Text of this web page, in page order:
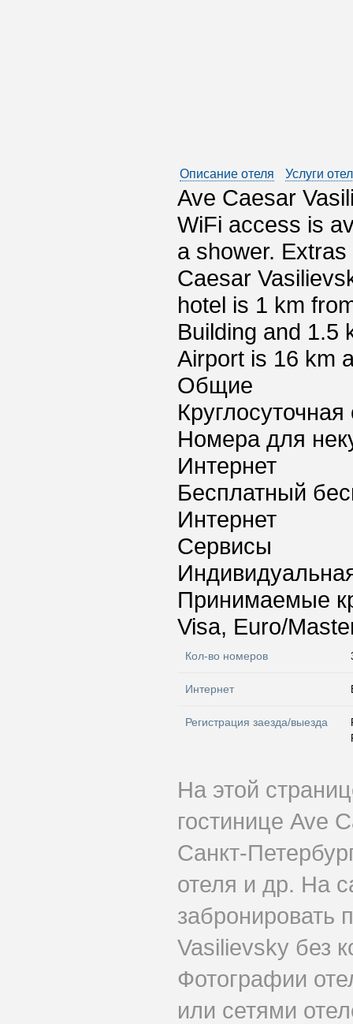
Описание отеля Услуги
Ave Caesar
WiFi access is
a shower.
Caesar
hotel is 1 km
Building and 1.5
Airport is 16 km
Общие
Номера для
Интернет
Бесплатный
Интернет
Сервисы
Принимаемые
Visa, Euro/
Кол-во номеров
Интернет
Регистрация заезда/выезда
На этой
гостинице Ave
Санкт-
отеля и др. На
забронировать
Vasilievsky без
Фотографии
или сетями